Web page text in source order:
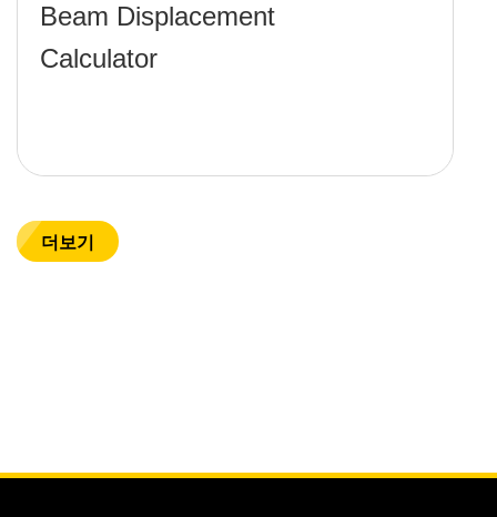
Beam Displacement
Calculator
더보기